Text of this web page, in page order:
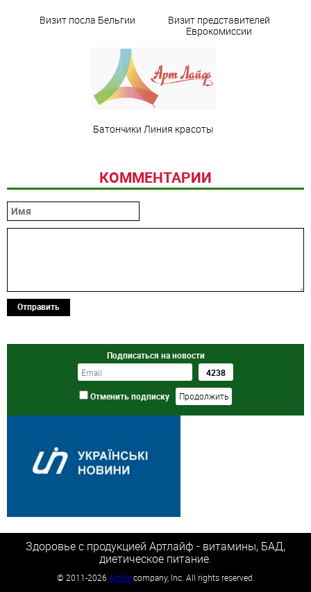
Визит посла Бельгии
Визит представителей
Еврокомиссии
Батончики Линия красоты
КОММЕНТАРИИ
Отправить
Подписаться на новости
Отменить подписку
Здоровье с продукцией Артлайф - витамины, БАД,
диетическое питание.
© 2011-2026 Artlifecompany, Inc. All rights reserved.